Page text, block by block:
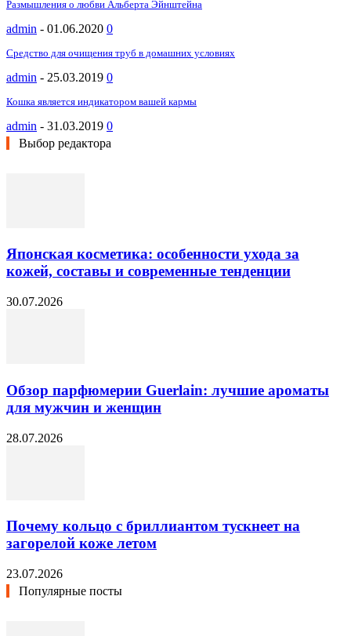
Размышления о любви Альберта Эйнштейна
admin - 01.06.2020 0
Средство для очищения труб в домашних условиях
admin - 25.03.2019 0
Кошка является индикатором вашей кармы
admin - 31.03.2019 0
Выбор редактора
Японская косметика: особенности ухода за
кожей, составы и современные тенденции
30.07.2026
Обзор парфюмерии Guerlain: лучшие ароматы
для мужчин и женщин
28.07.2026
Почему кольцо с бриллиантом тускнеет на
загорелой коже летом
23.07.2026
Популярные посты